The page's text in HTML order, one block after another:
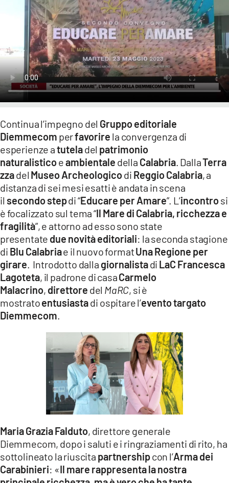
LACONAIR.IT
LACITYMAG.IT
ILREGGINO.IT
COSENZACHANNEL.IT
ILVIBONESE.IT
CATANZAROCHANNEL.IT
LACAPITALENEWS.IT
App
ANDROID
APPLE
Continua l’impegno del Gruppo editoriale
Diemmecom perfavorire la convergenza di
esperienze atuteladel patrimonio
naturalisticoeambientale della Calabria. DallaTerra
zzadel Museo Archeologicodi Reggio Calabria, a
distanza di sei mesi esatti è andata in scena
il secondo stepdi “Educare per Amare”. L’incontrosi
è focalizzato sul tema “Il Mare di Calabria, ricchezza e
fragilità”, e attorno ad esso sono state
presentate due novità editoriali: la seconda stagione
di Blu Calabriae il nuovo formatUna Regione per
girare . Introdotto dalla giornalistadi LaC Francesca
Lagoteta, il padrone di casaCarmelo
Malacrino, direttore del MaRC, si è
mostratoentusiastadi ospitare l’evento targato
Diemmecom
Maria Grazia Falduto, direttore generale
Diemmecom, dopo i saluti e i ringraziamenti di rito, ha
sottolineato la riuscita partnershipcon l’Arma dei
Carabinieri: «Il mare rappresenta la nostra